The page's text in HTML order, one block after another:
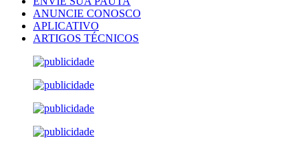
ANUNCIE CONOSCO
APLICATIVO
ARTIGOS TÉCNICOS